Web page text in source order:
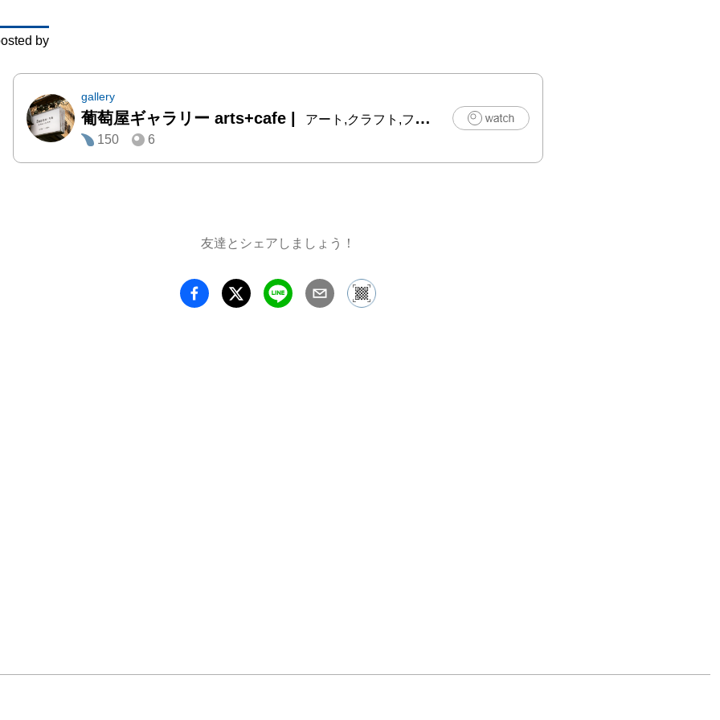
by
gallery
葡萄屋ギャラリー arts+cafe |
アート,クラフト,ファッション
150
6
友達とシェアしましょう！